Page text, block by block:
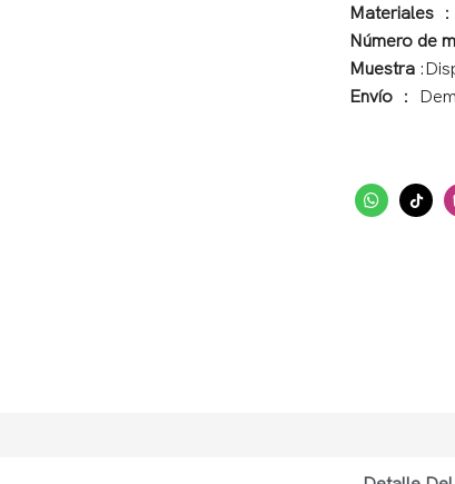
Materiales
Número de
Muestra
Envío
：